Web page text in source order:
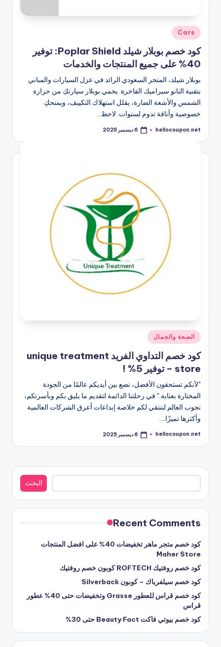
نُشر
في
Cars
كود خصم بوبلار شيلد Poplar Shield: توفير
40% على جميع المنتجات والخدمات
بوبلار شيلد، المتجر السعودي الرائد في عزل السيارات والمباني
بتقنية النانو سيراميك الفاخرة. يحمي بوبلار سيارتكِ من حرارة
الشمس والأشعة الضارة، يقلل استهلاك التكييف، ويمنحكِ
خصوصية وأناقة تدوم لسنوات. لاحظ…
تمّ
بواسطة
hellocoupon.net 6 ديسمبر 2025
نُشر
في
الصحة والجمال
كود خصم التداوي الفريد unique treatment
store – توفير 5% !
"لأنكم تستحقون الأفضل، نضع بين أيديكم عالمًا من الجودة
المختارة بعناية." في رحلتنا الدائمة لتقديم ما يليق بكم وبأسرتكم،
نجوب العالم لننتقي لكم خلاصة إبداعات أعرق الشركات العالمية
وأكثرها تميزًا.…
تمّ
hellocoupon.net 6 ديسمبر 2025
البحث
البحث
Recent Comments
كود خصم متجر ماهر تخفيضات 40% على افضل المنتجات
Maher Store
كود خصم روفتيك ROFTECH كوبون خصم روفتيك
كود خصم سيلفرباك – كوبون Silverback
كود خصم قراس للعطور Grasse وتخفيضات حتى 40% عطور
قراس
كود خصم بيوتي فاكت Beauty Fact حتى 30%